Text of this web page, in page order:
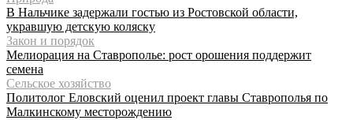
В Нальчике задержали гостью из Ростовской области,
укравшую детскую коляску
Закон и порядок
Мелиорация на Ставрополье: рост орошения поддержит
семена
Сельское хозяйство
Политолог Еловский оценил проект главы Ставрополья по
Малкинскому месторождению